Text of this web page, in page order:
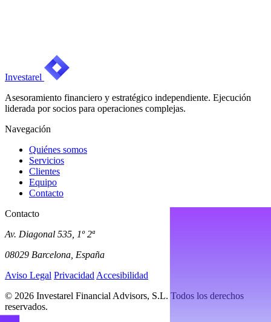
Investarel
Asesoramiento financiero y estratégico independiente. Ejecución
liderada por socios para operaciones complejas.
Navegación
Quiénes somos
Servicios
Clientes
Equipo
Contacto
Contacto
Av. Diagonal 535, 1º 2ª
08029 Barcelona, España
Aviso Legal Privacidad Accesibilidad
© 2026 Investarel Financial Advisors, S.L. Todos los derechos
reservados.